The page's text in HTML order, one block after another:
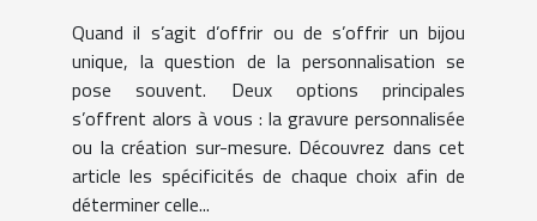
Quand il s’agit d’offrir ou de s’offrir un bijou
unique, la question de la personnalisation se
pose souvent. Deux options principales
s’offrent alors à vous : la gravure personnalisée
ou la création sur-mesure. Découvrez dans cet
article les spécificités de chaque choix afin de
déterminer celle...